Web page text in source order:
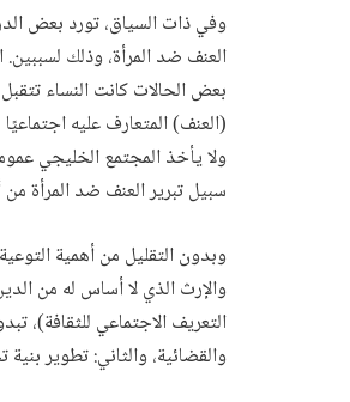
وفي ذات السياق، تورد بعض
العنف ضد المرأة، وذلك
بعض الحالات كانت النساء
(العنف) المتعارف عليه
ولا يأخذ المجتمع الخليجي
سبيل تبرير العنف ضد المرأة
وبدون التقليل من أهمية
والإرث الذي لا أساس له من
التعريف الاجتماعي للثقافة)،
والقضائية، والثاني: تطوير